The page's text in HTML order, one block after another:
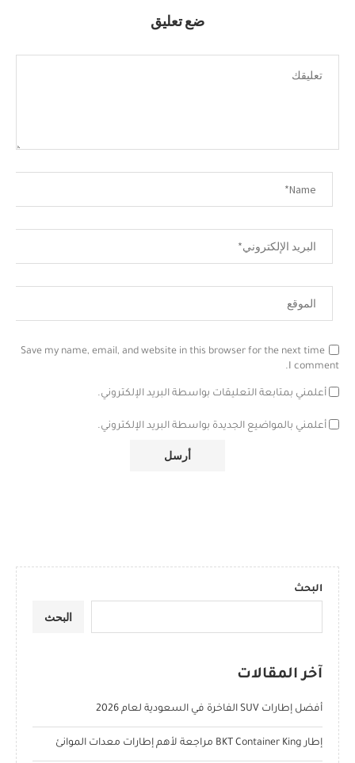
ضع تعليق
Save my name, email, and website in this browser for the next time
I comment.
أعلمني بمتابعة التعليقات بواسطة البريد الإلكتروني.
أعلمني بالمواضيع الجديدة بواسطة البريد الإلكتروني.
البحث
البحث
آخر المقالات
أفضل إطارات SUV الفاخرة في السعودية لعام 2026
إطار BKT Container King مراجعة لأهم إطارات معدات الموانئ